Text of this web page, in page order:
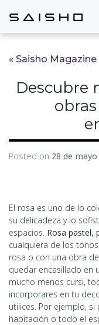
« Saisho Magazine
Descubre
Posted on 28 de mayo
El rosa es uno de lo
su delicadeza y lo
espacios. Rosa pastel,
cualquiera de los
rosa o con una obra
quedar encasillado en
mucho menos cursi,
incorporares en tu
utilices. Por ejemplo,
habitación o todo el